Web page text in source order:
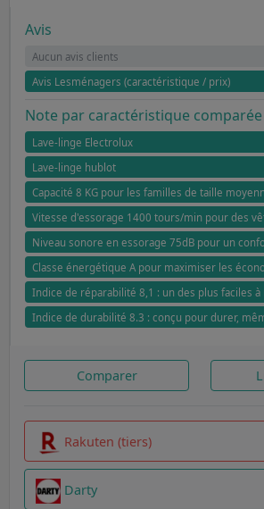
Avis
Aucun avis clients
Avis Lesménagers (caractéristique / prix)
Note par caractéristique
Lave-linge Electrolux
Lave-linge hublot
Capacité 8 KG pour les familles de taille
Vitesse d'essorage 1400 tours/min pour des
Niveau sonore en essorage 75dB pour un
Classe énergétique A pour maximiser les
Indice de réparabilité 8,1 : un des plus faciles
Indice de durabilité 8.3 : conçu pour durer,
Comparer
Rakuten (tiers)
Darty